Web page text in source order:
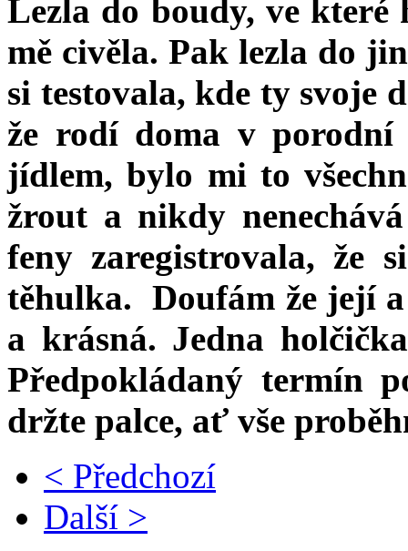
Lezla do boudy, ve které
mě civěla. Pak lezla do
si testovala, kde ty svoje
že rodí doma v porodní
jídlem, bylo mi to
žrout a nikdy
feny zaregistrovala,
těhulka. Doufám že její
a krásná. Jedna
Předpokládaný termín
držte palce, ať vše
< Předchozí
Další >